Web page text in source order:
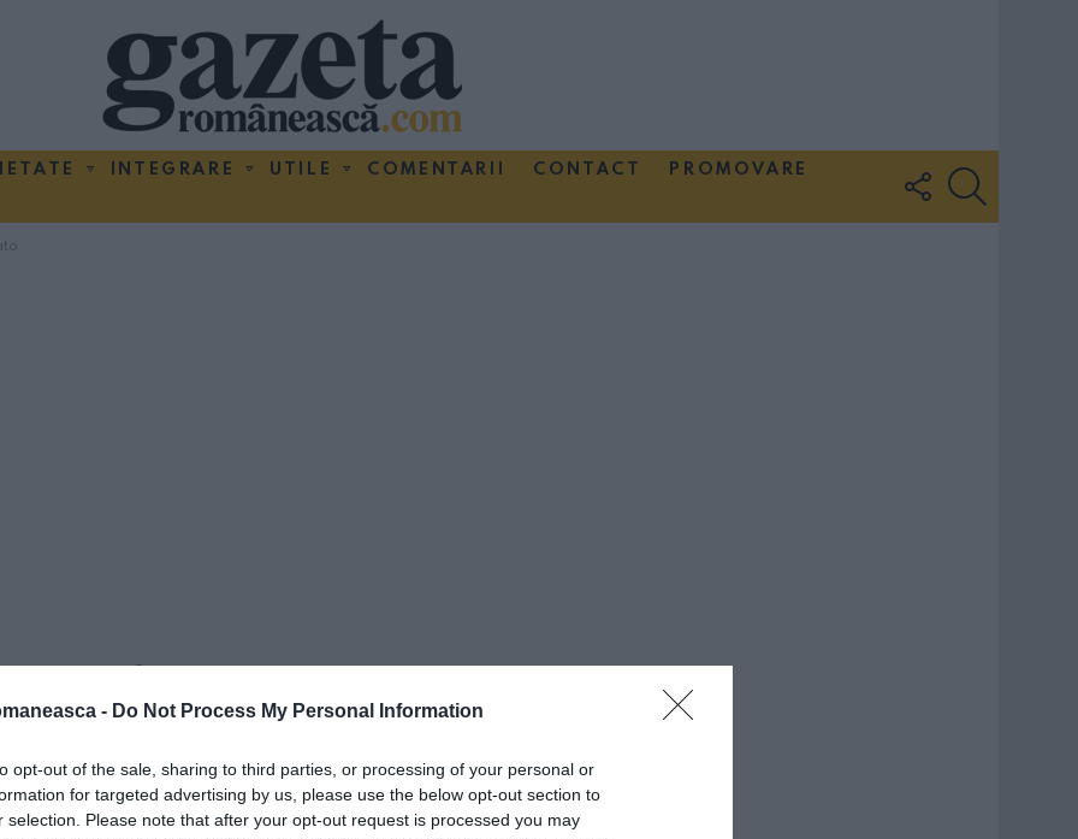
- Do Not Process My Personal Information
opt-out of the sale, sharing to third parties, or processing of your personal or
for targeted advertising by us, please use the below opt-out section to
selection. Please note that after your opt-out request is processed you may
INTEGRARE UTILE COMENTARII CONTACT
PROMOVARE
FOLLOW
US